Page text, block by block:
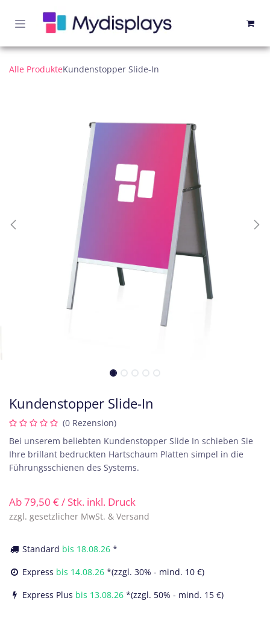
Alle ProdukteKundenstopper Slide-In
Kundenstopper Slide-In
(0 Rezension)
Bei unserem beliebten Kundenstopper Slide In schieben Sie
Ihre brillant bedruckten Hartschaum Platten simpel in die
Führungsschienen des Systems.
Ab79,50 €/ Stk. inkl. Druck
zzgl. gesetzlicher MwSt. & Versand
Standard bis 18.08.26 *
Express bis 14.08.26 *(zzgl. 30% - mind. 10 €)
Express Plus bis 13.08.26 *(zzgl. 50% - mind. 15 €)